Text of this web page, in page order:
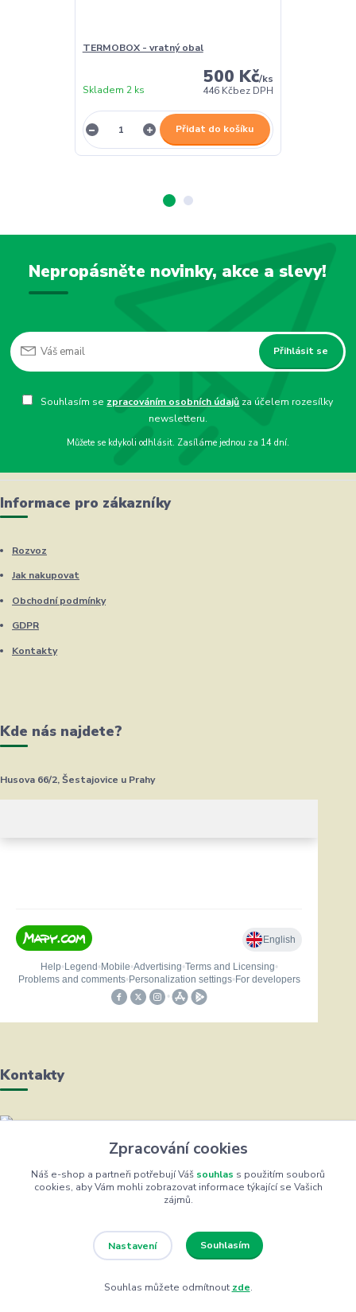
TERMOBOX - vratný obal
500 Kč/ks
446 Kčbez DPH
Skladem 2 ks
Přidat do košíku
Nepropásněte novinky, akce a slevy!
Přihlásit se
Souhlasím se zpracováním osobních údajů za účelem rozesílky
newsletteru.
Můžete se kdykoli odhlásit. Zasíláme jednou za 14 dní.
Informace pro zákazníky
Rozvoz
Jak nakupovat
Obchodní podmínky
GDPR
Kontakty
Kde nás najdete?
Husova 66/2, Šestajovice u Prahy
Kontakty
Helena Bayerová
+420 604 711 491
(Po-Čt, 8-16 hod.)
Eshop ŽUFRIK.cz © Copyright 2012 - 2026
Zpracování cookies
Náš e-shop a partneři potřebují Váš souhlas s použitím souborů
cookies, aby Vám mohli zobrazovat informace týkající se Vašich
zájmů.
Nastavení Souhlasím
Souhlas můžete odmítnout zde.